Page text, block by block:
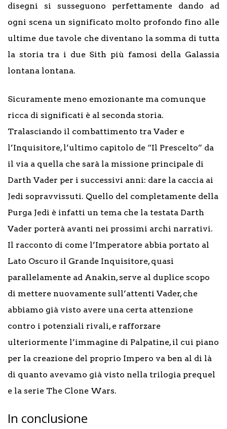
disegni si susseguono perfettamente dando ad
ogni scena un significato molto profondo fino alle
ultime due tavole che diventano la somma di tutta
la storia tra i due Sith più famosi della Galassia
lontana lontana.
Sicuramente meno emozionante ma comunque
ricca di significati è al seconda storia.
Tralasciando il combattimento tra Vader e
l’Inquisitore, l’ultimo capitolo de “Il Prescelto” da
il via a quella che sarà la missione principale di
Darth Vader per i successivi anni: dare la caccia ai
Jedi sopravvissuti. Quello del completamente della
Purga Jedi è infatti un tema che la testata Darth
Vader porterà avanti nei prossimi archi narrativi.
Il racconto di come l’Imperatore abbia portato al
Lato Oscuro il Grande Inquisitore, quasi
parallelamente ad Anakin, serve al duplice scopo
di mettere nuovamente sull’attenti Vader, che
abbiamo già visto avere una certa attenzione
contro i potenziali rivali, e rafforzare
ulteriormente l’immagine di Palpatine, il cui piano
per la creazione del proprio Impero va ben al di là
di quanto avevamo già visto nella trilogia prequel
e la serie The Clone Wars.
In conclusione